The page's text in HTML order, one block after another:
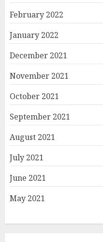
February 2022
January 2022
December 2021
November 2021
October 2021
September 2021
August 2021
July 2021
June 2021
May 2021